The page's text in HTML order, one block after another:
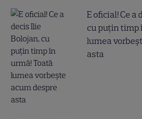
E oficial! Ce a
cu puțin timp
lumea
asta